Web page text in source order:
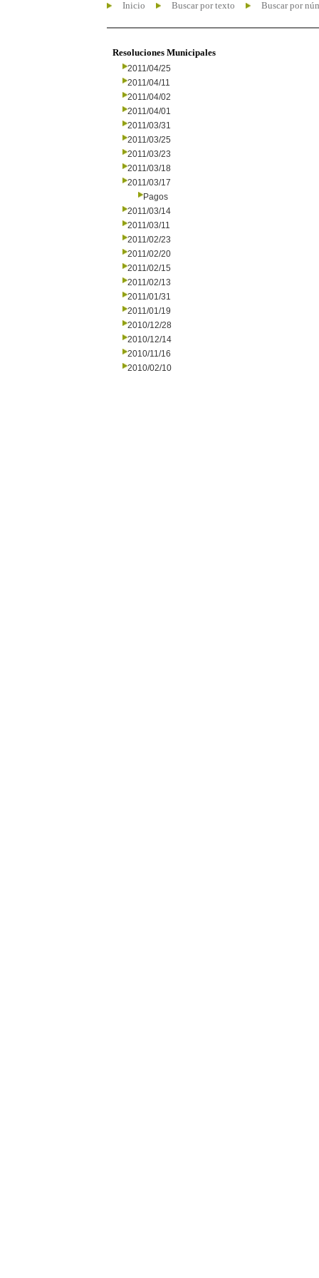
Inicio Buscar por texto Buscar por
Resoluciones Municipales
2011/04/25
2011/04/11
2011/04/02
2011/04/01
2011/03/31
2011/03/25
2011/03/23
2011/03/18
2011/03/17
Pagos
2011/03/14
2011/03/11
2011/02/23
2011/02/20
2011/02/15
2011/02/13
2011/01/31
2011/01/19
2010/12/28
2010/12/14
2010/11/16
2010/02/10